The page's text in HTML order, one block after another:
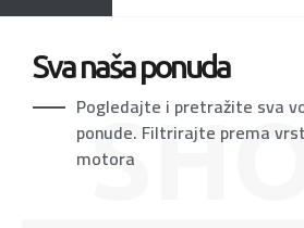
Sva naša ponuda
Pogledajte i pretražite sva
ponude. Filtrirajte prema
motora